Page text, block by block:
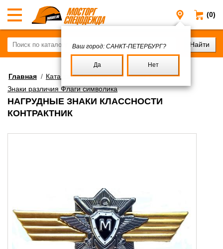
(0)
Санкт-
Ваш город: САНКТ-ПЕТЕРБУРГ?
Да Нет
Главная / Каталог/Военное имущество/
Знаки различия Флаги символика
НАГРУДНЫЕ ЗНАКИ КЛАССНОСТИ
КОНТРАКТНИК